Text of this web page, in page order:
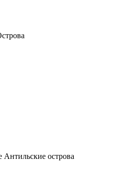
Антильские острова